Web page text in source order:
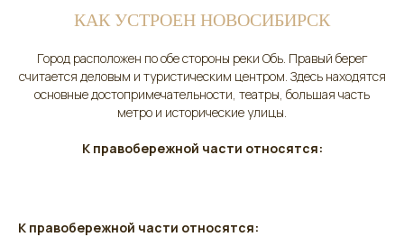
КАК УСТРОЕН НОВОСИБИРСК
Город расположен по обе стороны реки Обь. Правый берег
считается деловым и туристическим центром. Здесь находятся
основные достопримечательности, театры, большая часть
метро и исторические улицы.
К правобережной части относятся:
К правобережной части относятся: